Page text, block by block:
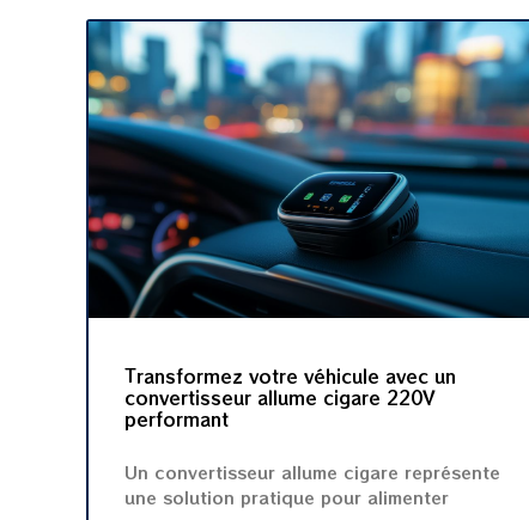
Transformez votre véhicule avec un
convertisseur allume cigare 220V
performant
Un convertisseur allume cigare représente
une solution pratique pour alimenter